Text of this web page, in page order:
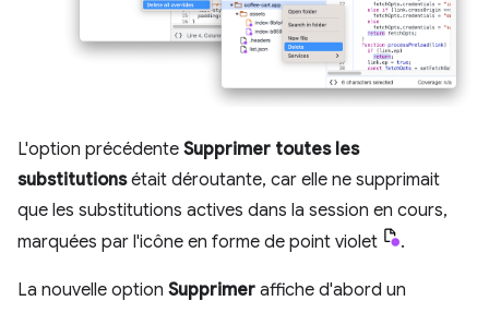
L'option précédente Supprimer toutes les
substitutionsétait déroutante, car elle ne supprimait
que les substitutions actives dans la session en cours,
marquées par l'icône en forme de point violet
.
La nouvelle option Supprimer affiche d'abord un